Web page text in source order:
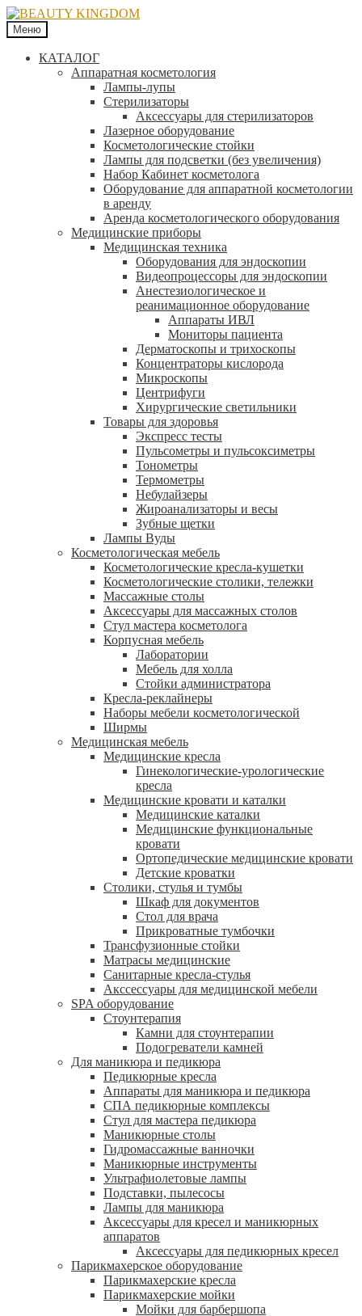
Меню
КАТАЛОГ
Аппаратная косметология
Лампы-лупы
Стерилизаторы
Аксессуары для стерилизаторов
Лазерное оборудование
Косметологические стойки
Лампы для подсветки (без увеличения)
Набор Кабинет косметолога
Оборудование для аппаратной косметологии
в аренду
Аренда косметологического оборудования
Медицинские приборы
Медицинская техника
Оборудования для эндоскопии
Видеопроцессоры для эндоскопии
Анестезиологическое и
реанимационное оборудование
Аппараты ИВЛ
Мониторы пациента
Дерматоскопы и трихоскопы
Концентраторы кислорода
Микроскопы
Центрифуги
Xирургические светильники
Товары для здоровья
Экспресс тесты
Пульсометры и пульсоксиметры
Тонометры
Термометры
Небулайзеры
Жироанализаторы и весы
Зубные щетки
Лампы Вуды
Косметологическая мебель
Косметологические кресла-кушетки
Косметологические столики, тележки
Массажные столы
Аксессуары для массажных столов
Стул мастера косметолога
Корпусная мебель
Лаборатории
Мебель для холла
Стойки администратора
Кресла-реклайнеры
Наборы мебели косметологической
Ширмы
Медицинская мебель
Медицинские кресла
Гинекологические-урологические
кресла
Медицинские кровати и каталки
Медицинские каталки
Медицинские функциональные
кровати
Ортопедические медицинские кровати
Детские кроватки
Столики, стулья и тумбы
Шкаф для документов
Стол для врача
Прикроватные тумбочки
Трансфузионные стойки
Матрасы медицинские
Санитарные кресла-стулья
Акссессуары для медицинской мебели
SPA оборудование
Стоунтерапия
Камни для стоунтерапии
Подогреватели камней
Для маникюра и педикюра
Педикюрные кресла
Аппараты для маникюра и педикюра
СПА педикюрные комплексы
Стул для мастера педикюра
Маникюрные столы
Гидромассажные ванночки
Маникюрные инструменты
Ультрафиолетовые лампы
Подставки, пылесосы
Лампы для маникюра
Аксессуары для кресел и маникюрных
аппаратов
Аксессуары для педикюрных кресел
Парикмахерское оборудование
Парикмахерские кресла
Парикмахерские мойки
Мойки для барбершопа